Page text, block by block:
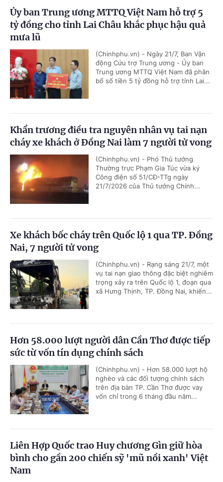
Ủy ban Trung ương MTTQ Việt Nam hỗ trợ 5
tỷ đồng cho tỉnh Lai Châu khắc phục hậu quả
mưa lũ
(Chinhphu.vn) - Ngày 21/7, Ban Vận
động Cứu trợ Trung ương - Ủy ban
Trung ương MTTQ Việt Nam đã phân
bổ số tiền 5 tỷ đồng hỗ trợ tỉnh Lai...
Khẩn trương điều tra nguyên nhân vụ tai nạn
cháy xe khách ở Đồng Nai làm 7 người tử vong
(Chinhphu.vn) - Phó Thủ tướng
Thường trực Phạm Gia Túc vừa ký
Công điện số 51/CĐ-TTg ngày
21/7/2026 của Thủ tướng Chính...
Xe khách bốc cháy trên Quốc lộ 1 qua TP. Đồng
Nai, 7 người tử vong
(Chinhphu.vn) - Rạng sáng 21/7, một
vụ tai nạn giao thông đặc biệt nghiêm
trọng xảy ra trên Quốc lộ 1, đoạn qua
xã Hưng Thịnh, TP. Đồng Nai, khiến...
Hơn 58.000 lượt người dân Cần Thơ được tiếp
sức từ vốn tín dụng chính sách
(Chinhphu.vn) - Hơn 58.000 lượt hộ
nghèo và các đối tượng chính sách
trên địa bàn TP. Cần Thơ được vay
vốn chỉ trong 6 tháng đầu năm...
Liên Hợp Quốc trao Huy chương Gìn giữ hòa
bình cho gần 200 chiến sỹ 'mũ nồi xanh' Việt
Nam